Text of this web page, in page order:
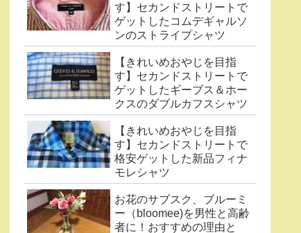
す】セカンドストリートで
ゲットしたコムデギャルソ
ンのストライプシャツ
【きれいめおやじを目指
す】セカンドストリートで
ゲットしたギーブス＆ホー
クスのダブルカフスシャツ
【きれいめおやじを目指
す】セカンドストリートで
格安ゲットした新品フィナ
モレシャツ
お花のサブスク、ブルーミ
ー（bloomee)を男性と高齢
者に！おすすめの理由と